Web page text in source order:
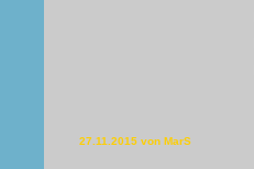
27.11.2015 von MarS